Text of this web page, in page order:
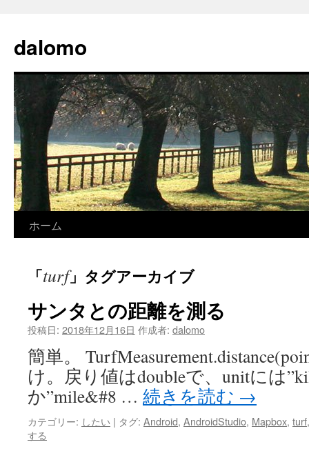
テ
ン
ス
キ
ッ
プ
dalomo
ホーム
「turf」タグアーカイブ
サンタとの距離を測る
投稿日: 2018年12月16日 作成者: dalomo
簡単。
け。戻り値はdoubleで、unitには
か”mile&#8 … 続きを読む →
カテゴリー: したい | タグ: Android, AndroidStudio, Mapbox, turf
する